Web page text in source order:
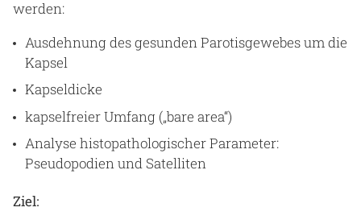
werden:
Ausdehnung des gesunden Parotisgewebes um die
Kapsel
Kapseldicke
kapselfreier Umfang („bare area“)
Analyse histopathologischer Parameter:
Pseudopodien und Satelliten
Ziel: